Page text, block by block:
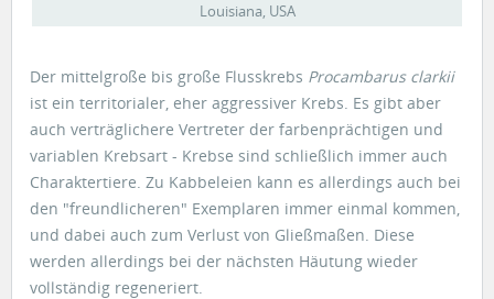
Louisiana, USA
Der mittelgroße bis große Flusskrebs Procambarus clarkii
ist ein territorialer, eher aggressiver Krebs. Es gibt aber
auch verträglichere Vertreter der farbenprächtigen und
variablen Krebsart - Krebse sind schließlich immer auch
Charaktertiere. Zu Kabbeleien kann es allerdings auch bei
den "freundlicheren" Exemplaren immer einmal kommen,
und dabei auch zum Verlust von Gließmaßen. Diese
werden allerdings bei der nächsten Häutung wieder
vollständig regeneriert.